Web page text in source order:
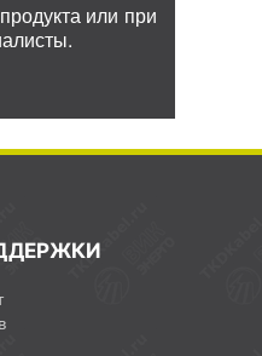
или при